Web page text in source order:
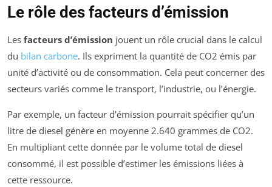
Le rôle des facteurs d’émission
Les facteurs d’émission jouent un rôle crucial dans le calcul
du bilan carbone. Ils expriment la quantité de CO2 émis par
unité d’activité ou de consommation. Cela peut concerner des
secteurs variés comme le transport, l’industrie, ou l’énergie.
Par exemple, un facteur d’émission pourrait spécifier qu’un
litre de diesel génère en moyenne 2.640 grammes de CO2.
En multipliant cette donnée par le volume total de diesel
consommé, il est possible d’estimer les émissions liées à
cette ressource.